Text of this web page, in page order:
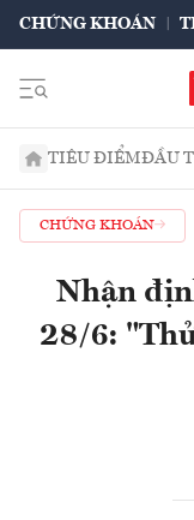
CHỨNG KHOÁN
TIÊU ĐIỂMĐẦU
CHỨNG KHOÁN
Nhận
28/6: